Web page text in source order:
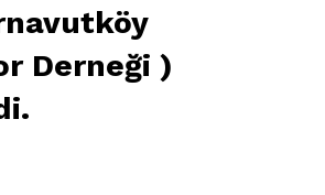
Derneği )